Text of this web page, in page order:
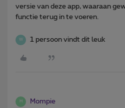
versie van deze app, waaraan
functie terug in te voeren.
W 1 persoon vindt dit leuk
M Mompie